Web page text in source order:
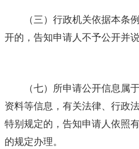
（三）行政机关依据本条
开的，告知申请人不予公开并
（七）所申请公开信息属
资料等信息，有关法律、行政
特别规定的，告知申请人依照
的规定办理。